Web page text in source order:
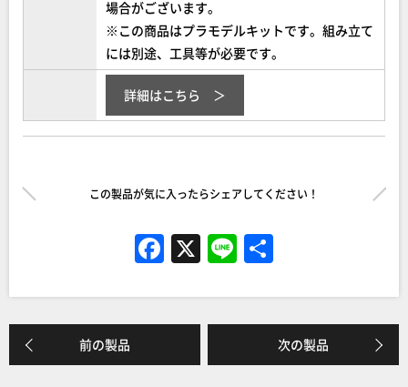
場合がございます。
※この商品はプラモデルキットです。組み立て
には別途、工具等が必要です。
詳細はこちら
この製品が気に入ったらシェアしてください！
F
a
c
e
b
X Li
n
e
前の製品 次の製品